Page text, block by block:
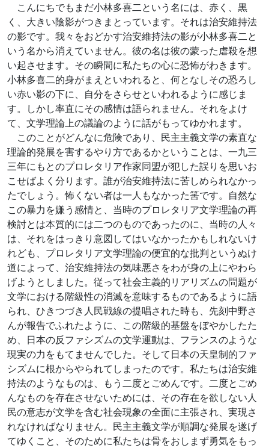
こんにちでもまだ小林多喜二という名には、赤く、黒
く、大きい陰影がつきまとっています。それは治安維持法
の影です。我々をおどかす治安維持法の影が小林多喜二と
いう名から消えていません。彼の名は彼の蒙った虐殺を想
い起させます。その瞬間に私たちの心に恐怖がわきます。
小林多喜二的身がまえといわれると、何となしその恐ろし
い赤い影の下に、自分をさらせといわれるように感じま
す。しかし率直にその感情は語られません。それをよけ
て、文学理論上の議論のように話がもってゆかれます。
このことがどんなに危険であり、民主主義文学の素直な
理論的発展を害するやり方であるかということは、一九三
三年にもとのプロレタリア作家同盟が犯した誤りを思いお
こせばよく分ります。誰が治安維持法に苦しめられなかっ
たでしょう。怖くない者は一人もなかった筈です。自然な
この暴力を嫌う感情と、当時のプロレタリア文学理論の再
検討とは本質的には二つのものであったのに、当時の人々
は、それをはっきり意図してはいなかったかもしれないけ
れども、プロレタリア文学理論の便宜的な批判というぬけ
道によって、治安維持法の気味悪さをわが身の上にやわら
げようとしました。従って社会主義的リアリズムの問題が
文学における階級性の消滅を意味するものであるように語
られ、ひきつづき人民戦線の提唱された時も、先刻中野さ
んが報告でふれたように、この階級的基盤をぼやかしたた
め、日本の反ファシズムの文学運動は、フランスのような
現実の力をもてませんでした。そして日本の天皇制的ファ
シズムに根からやられてしまったのです。私たちは治安維
持法のようなものは、もう二度とごめんです。二度とごめ
んなものを存在させないためには、その存在を欲しない人
民の意志が文学を含む社会現象の全面に主張され、実現さ
れなければなりません。民主主義文学が順調な発展を遂げ
てゆくこと、そのために私たちは骨をおしまず勇気をもっ